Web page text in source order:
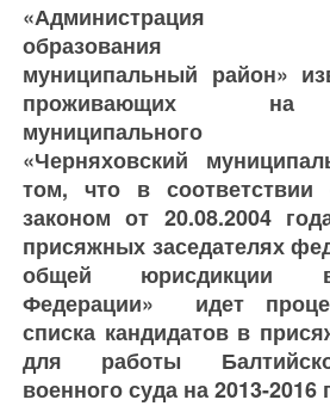
«Администрация
образования
муниципальный район»
проживающих на
муниципального
«Черняховский
том, что в
законом от 20.08.2004
присяжных заседателях
общей юрисдикции
Федерации» идет
списка кандидатов в
для работы
военного суда на 2013-2016